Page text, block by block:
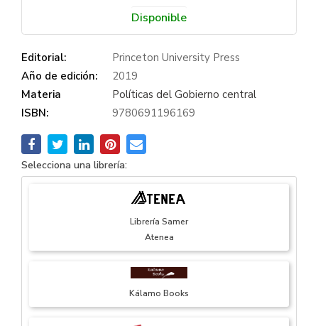
Disponible
Editorial:
Princeton University Press
Año de edición:
2019
Materia
Políticas del Gobierno central
ISBN:
9780691196169
Selecciona una librería:
Librería Samer
Atenea
Kálamo Books